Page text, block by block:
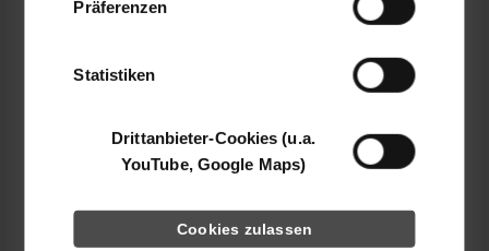
haben oder die sie im Rahmen Ihrer Nutzung
Präferenzen
Statistiken
Drittanbieter-Cookies (u.a.
YouTube, Google Maps)
Cookies zulassen
Siemensstr. 20
Reutlingen
Manuel Puchta